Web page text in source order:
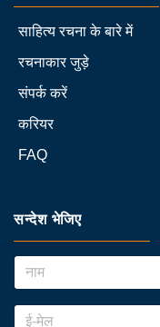
साहित्य रचना के बारे में
रचनाकार जुड़े
संपर्क करें
करियर
FAQ
सन्देश भेजिए